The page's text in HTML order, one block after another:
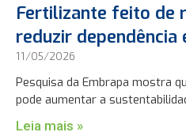
Fertilizante feito de
reduzir
11/05/2026
Pesquisa da Embrapa mostra
pode aumentar a
Leia mais »